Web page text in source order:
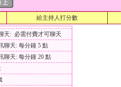
給主持人打分數
天: 必需付費才可聊天
聊天: 每分鐘 5 點
聊天: 每分鐘 20 點